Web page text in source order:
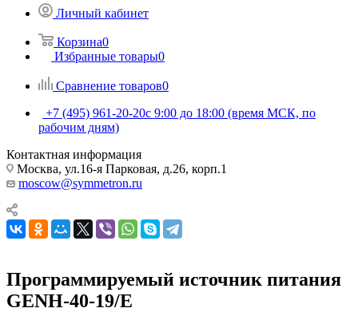
Личный кабинет
Корзина0
Избранные товары0
Сравнение товаров0
+7 (495) 961-20-20с 9:00 до 18:00 (время МСК, по
рабочим дням)
Контактная информация
Москва, ул.16-я Парковая, д.26, корп.1
moscow@symmetron.ru
Программируемый источник питания
GENH-40-19/E